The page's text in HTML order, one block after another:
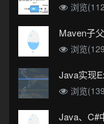
浏览
Maven子
浏览
浏览
Java、C#